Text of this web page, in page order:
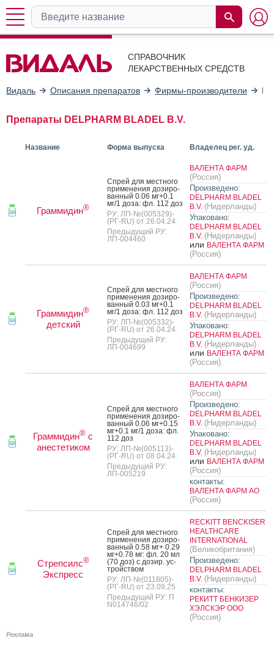
СПРАВОЧНИК
ЛЕКАРСТВЕННЫХ СРЕДСТВ
Видаль Описания препаратов Фирмы-производители
Препараты DELPHARM BLADEL B.V.
Название Форма выпуска Владелец рег. уд.
Граммидин®
Спрей для мес­тно­го
при­мене­ния до­зиро­
ван­ный 0.06 мг+0.1
мг/1 до­за: фл. 112 доз
РУ: ЛП-№(005329)-
(РГ-RU) от 26.04.24
Предыдущий РУ:
ЛП-004460
ВАЛЕНТА ФАРМ
(Россия)
Произведено:
DELPHARM BLADEL
B.V. (Нидерланды)
Упаковано:
DELPHARM BLADEL
B.V. (Нидерланды)
или ВАЛЕНТА ФАРМ
(Россия)
Граммидин®
детский
Спрей для мес­тно­го
при­мене­ния до­зиро­
ван­ный 0.03 мг+0.1
мг/1 до­за: фл. 112 доз
РУ: ЛП-№(005332)-
(РГ-RU) от 26.04.24
Предыдущий РУ:
ЛП-004699
ВАЛЕНТА ФАРМ
(Россия)
Произведено:
DELPHARM BLADEL
B.V. (Нидерланды)
Упаковано:
DELPHARM BLADEL
B.V. (Нидерланды)
или ВАЛЕНТА ФАРМ
(Россия)
Граммидин® с
анестетиком
Спрей для мес­тно­го
при­мене­ния до­зиро­
ван­ный 0.06 мг+0.15
мг+0.1 мг/1 до­за: фл.
112 доз
РУ: ЛП-№(005113)-
(РГ-RU) от 08.04.24
Предыдущий РУ:
ЛП-005219
ВАЛЕНТА ФАРМ
(Россия)
Произведено:
DELPHARM BLADEL
B.V. (Нидерланды)
Упаковано:
DELPHARM BLADEL
B.V. (Нидерланды)
или ВАЛЕНТА ФАРМ
(Россия)
контакты:
ВАЛЕНТА ФАРМ АО
(Россия)
Стрепсилс®
Экспресс
Спрей для мес­тно­го
при­мене­ния до­зиро­
ван­ный 0.58 мг+ 0.29
мг+0.78 мг: фл. 20 мл
(70 доз) с до­зир. ус­
трой­ством
РУ: ЛП-№(011805)-
(РГ-RU) от 23.09.25
Предыдущий РУ: П
N014746/02
RECKITT BENCKISER
HEALTHCARE
INTERNATIONAL
(Великобритания)
Произведено:
DELPHARM BLADEL
B.V. (Нидерланды)
контакты:
РЕКИТТ БЕНКИЗЕР
ХЭЛСКЭР ООО
(Россия)
Реклама